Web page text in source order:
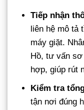
Tiếp nhận
liên hệ mô tả
máy giặt.
Hồ, tư vấn
hợp, giúp rút
Kiểm tra
tận nơi đúng